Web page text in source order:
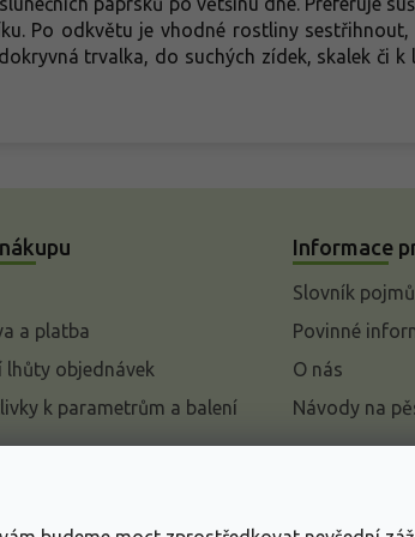
Po odkvětu je vhodné rostliny
trvalka, do suchých zídek, skalek či k
a platba
lhůty objednávek
k parametrům a balení
Informace
Slovník pojmů
Povinné
O nás
Návody na